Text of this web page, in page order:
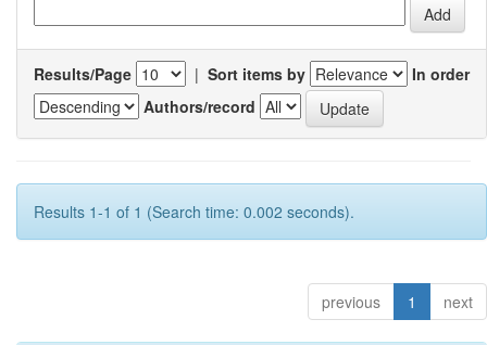
Results/Page | Sort items by
In order
Authors/record
Results 1-1 of 1 (Search time: 0.002 seconds).
previous 1 next